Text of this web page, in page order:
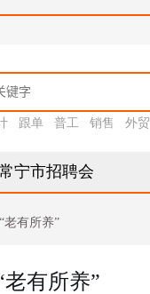
跟单 普工 销售 外贸
宁市招聘会
老有所养”
有所养”